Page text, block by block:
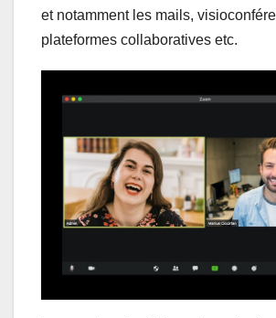
et notamment les mails,
plateformes collaboratives etc.